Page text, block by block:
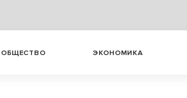
ОБЩЕСТВО ЭКОНОМИКА